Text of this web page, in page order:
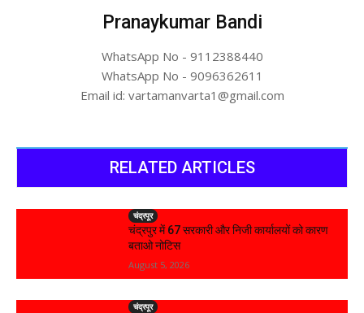
Pranaykumar Bandi
WhatsApp No - 9112388440
WhatsApp No - 9096362611
Email id: vartamanvarta1@gmail.com
RELATED ARTICLES
चंद्रपूर
चंद्रपुर में 67 सरकारी और निजी कार्यालयों को कारण
बताओ नोटिस
August 5, 2026
चंद्रपूर